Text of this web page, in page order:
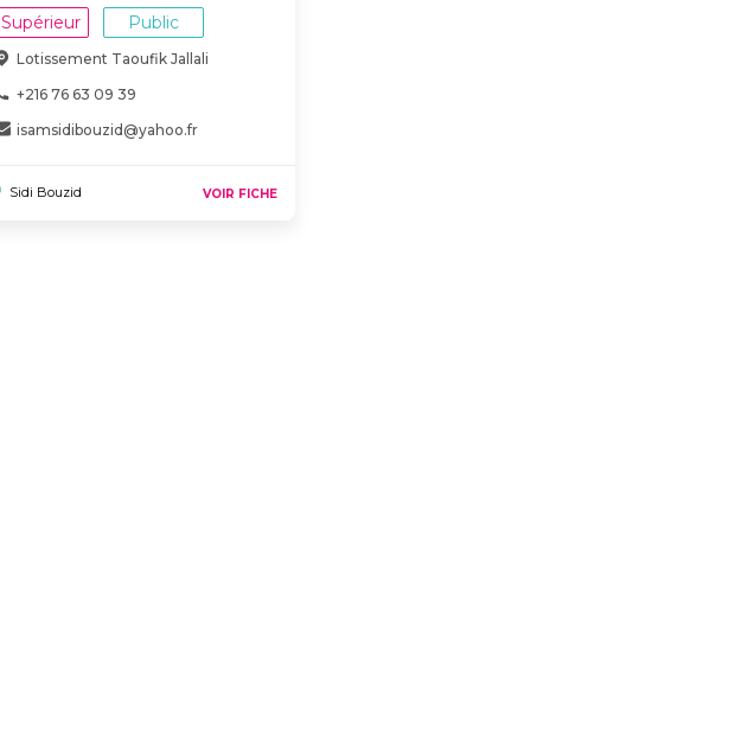
Supérieur Public
Lotissement Taoufik Jallali
+216 76 63 09 39
isamsidibouzid@yahoo.fr
Sidi Bouzid VOIR FICHE